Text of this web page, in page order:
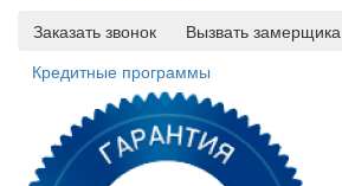
Заказать звонок
Вызвать замерщика
Кредитные программы